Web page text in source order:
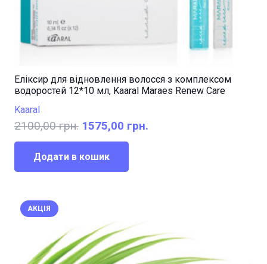
Еліксир для відновлення волосся з комплексом
водоростей 12*10 мл, Kaaral Maraes Renew Care
Kaaral
2100,00грн. Оригінальна
ціна:
2100,00 грн..
1575,00 грн.
Додати в кошик
АКЦІЯ